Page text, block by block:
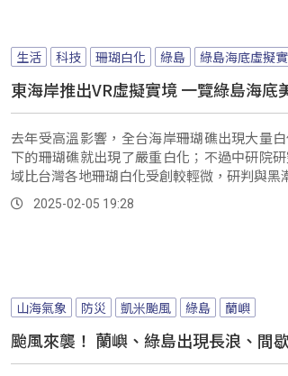
生活 科技 珊瑚白化 綠島 綠島海底虛擬
東海岸推出VR虛擬實境 一覽綠島海底
去年受高溫影響，全台海岸珊瑚礁出現大量
下的珊瑚礁就出現了嚴重白化；不過中研院
域比台灣各地珊瑚白化受創較輕微，研判與黑
2025-02-05 19:28
山海氣象 防災 凱米颱風 綠島 蘭嶼
颱風來襲！ 蘭嶼、綠島出現長浪、間